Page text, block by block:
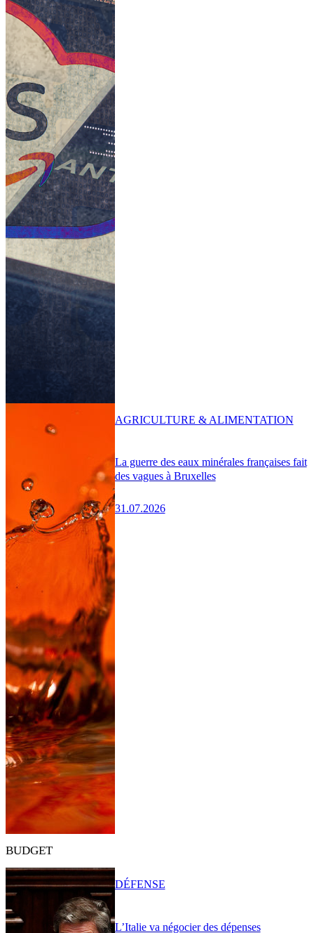
La guerre des eaux minérales françaises fait
des vagues à Bruxelles
31.07.2026
AGRICULTURE & ALIMENTATION
BUDGET
L’Italie va négocier des dépenses
DÉFENSE